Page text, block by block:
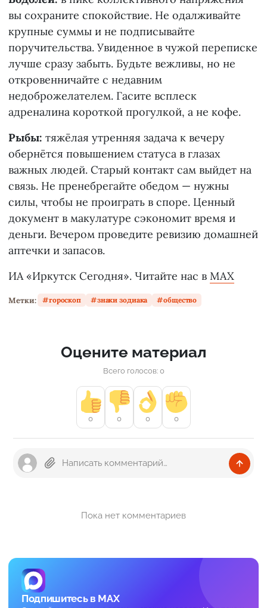
вы сохраните спокойствие. Не одалживайте
крупные суммы и не подписывайте
поручительства. Увиденное в чужой переписке
лучше сразу забыть. Будьте вежливы, но не
откровенничайте с недавним
недоброжелателем. Гасите всплеск
адреналина короткой прогулкой, а не кофе.
Рыбы: тяжёлая утренняя задача к вечеру
обернётся повышением статуса в глазах
важных людей. Старый контакт сам выйдет на
связь. Не пренебрегайте обедом — нужны
силы, чтобы не проиграть в споре. Ценный
документ в макулатуре сэкономит время и
деньги. Вечером проведите ревизию домашней
аптечки и запасов.
ИА «Иркутск Сегодня». Читайте нас в MAX
Метки: гороскоп знаки зодиака общество
Оцените материал
Всего голосов: 0
0 0 0 0
Пока нет комментариев
Подпишитесь в MAX